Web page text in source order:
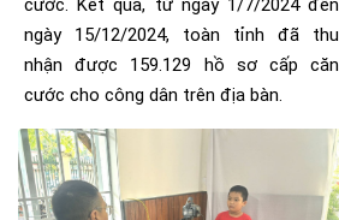
cước. Kết quả, từ ngày 1/7/2024 đến
ngày 15/12/2024, toàn tỉnh đã thu
nhận được 159.129 hồ sơ cấp căn
cước cho công dân trên địa bàn.